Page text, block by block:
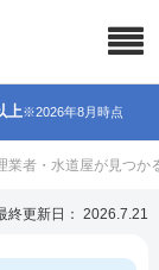
上※2026年8月時点
業者・水道屋が見つか
終更新日： 2026.7.21